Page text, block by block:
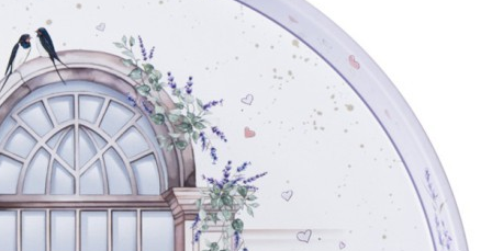
Характеристики
Отзывы0
Вес
0.285 кг
Объем
0.002287 л
Производитель Оао «Борисовский Завод «Металлист»
Материал
Сталь окрашенная углеродистая
неэмалированная
Беларусь